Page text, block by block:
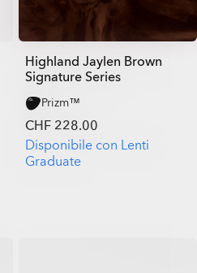
Highland Jaylen Brown
Signature Series
Prizm™
CHF 228.00
Disponibile con Lenti
Graduate